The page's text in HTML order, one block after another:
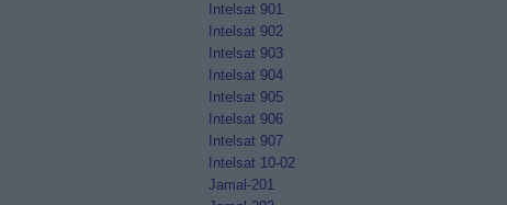
Intelsat 901
Intelsat 902
Intelsat 903
Intelsat 904
Intelsat 905
Intelsat 906
Intelsat 907
Intelsat 10-02
Jamal-201